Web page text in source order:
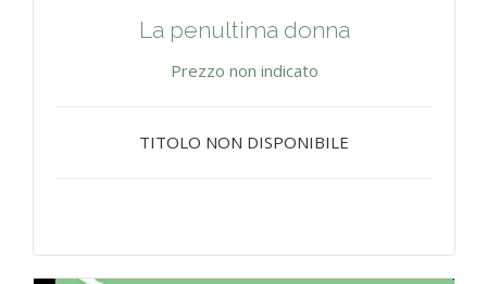
La penultima donna
Prezzo non indicato
TITOLO NON DISPONIBILE